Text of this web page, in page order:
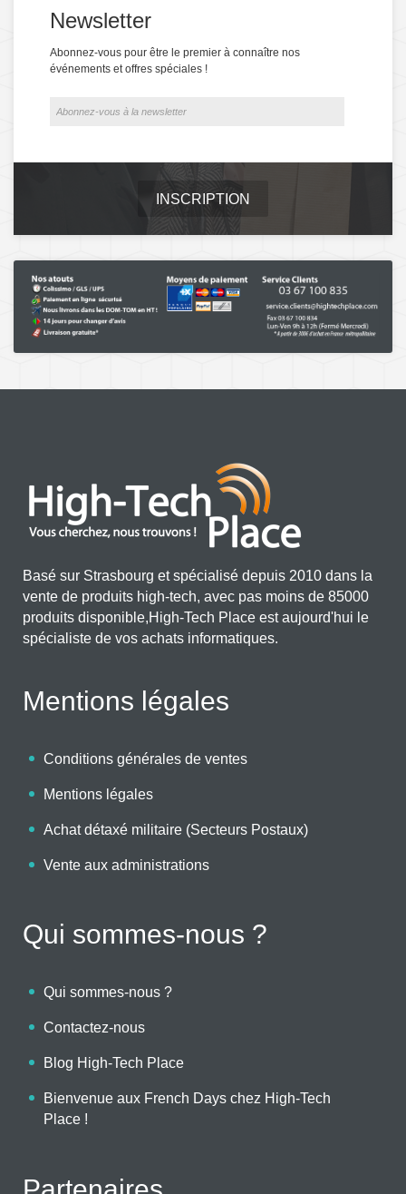
Newsletter
Abonnez-vous pour être le premier à connaître nos
événements et offres spéciales !
INSCRIPTION
Basé sur Strasbourg et spécialisé depuis 2010 dans la
vente de produits high-tech, avec pas moins de 85000
produits disponible,High-Tech Place est aujourd'hui le
spécialiste de vos achats informatiques.
Mentions légales
Conditions générales de ventes
Mentions légales
Achat détaxé militaire (Secteurs Postaux)
Vente aux administrations
Qui sommes-nous ?
Qui sommes-nous ?
Contactez-nous
Blog High-Tech Place
Bienvenue aux French Days chez High-Tech
Place !